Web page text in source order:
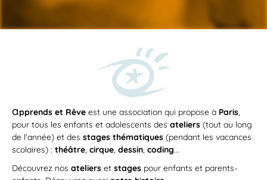
apprends et Rêve est une association qui propose à Paris,
pour tous les enfants et adolescents des ateliers (tout au long
de l'année) et des stages thématiques (pendant les vacances
scolaires) : théâtre, cirque, dessin, coding...
Découvrez nos ateliers et stages pour enfants et parents-